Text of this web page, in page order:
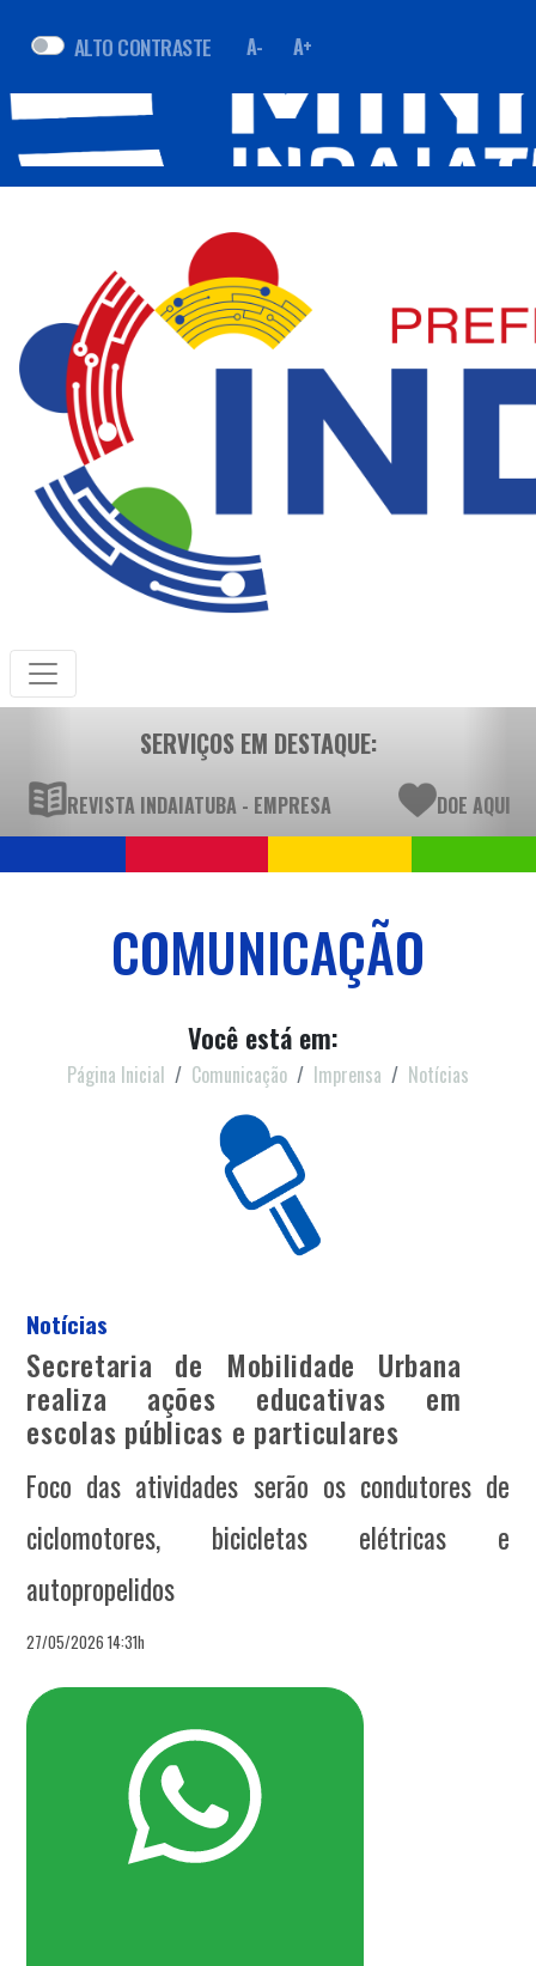
ALTO CONTRASTE A- A+
SERVIÇOS EM DESTAQUE:
REVISTA INDAIATUBA - EMPRESA DOE AQUI
COMUNICAÇÃO
Você está em:
Página Inicial Comunicação Imprensa Notícias
Notícias
Secretaria de Mobilidade Urbana
realiza ações educativas em
escolas públicas e particulares
Foco das atividades serão os condutores de
ciclomotores, bicicletas elétricas e
autopropelidos
27/05/2026 14:31h